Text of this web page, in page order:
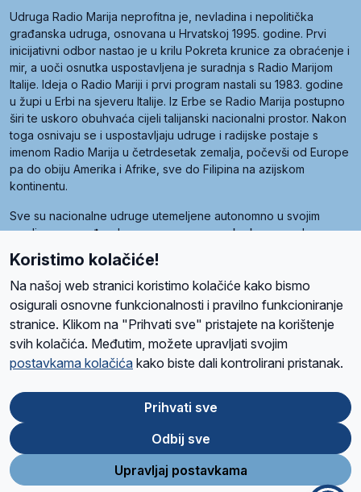
Udruga Radio Marija neprofitna je, nevladina i nepolitička
građanska udruga, osnovana u Hrvatskoj 1995. godine. Prvi
inicijativni odbor nastao je u krilu Pokreta krunice za obraćenje i
mir, a uoči osnutka uspostavljena je suradnja s Radio Marijom
Italije. Ideja o Radio Mariji i prvi program nastali su 1983. godine
u župi u Erbi na sjeveru Italije. Iz Erbe se Radio Marija postupno
širi te uskoro obuhvaća cijeli talijanski nacionalni prostor. Nakon
toga osnivaju se i uspostavljaju udruge i radijske postaje s
imenom Radio Marija u četrdesetak zemalja, počevši od Europe
pa do obiju Amerika i Afrike, sve do Filipina na azijskom
kontinentu.
Sve su nacionalne udruge utemeljene autonomno u svojim
zemljama, a međusobna su povezane preko krovne udruge
pod nazivom Svjetska obitelj Radio Marije (World Family of
Radio Maria). Svjetsku obitelj utemeljilo je sedam članica, među
kojima je i hrvatska Udruga Radio Marija.
O namaRadio ProgramVolonteriPrijateljiKontaktPravila privatnosti
Ova stranica je zaštićena Google reCAPTCHA sustavom
Store
Google
Play
Koristimo kolačiće!
Na našoj web stranici koristimo kolačiće kako bismo
osigurali osnovne funkcionalnosti i pravilno funkcioniranje
stranice. Klikom na "Prihvati sve" pristajete na korištenje
svih kolačića. Međutim, možete upravljati svojim
postavkama kolačića kako biste dali kontrolirani pristanak.
Prihvati sve
Odbij sve
Upravljaj postavkama